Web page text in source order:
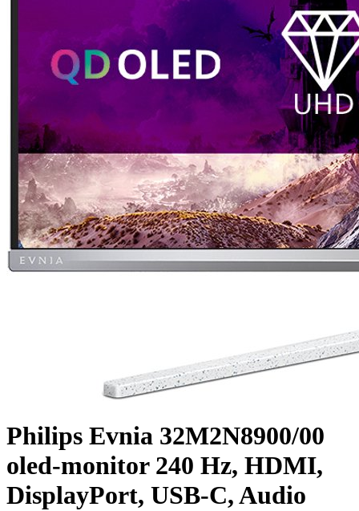
Philips Evnia 32M2N8900/00
oled-monitor 240 Hz, HDMI,
DisplayPort, USB-C, Audio